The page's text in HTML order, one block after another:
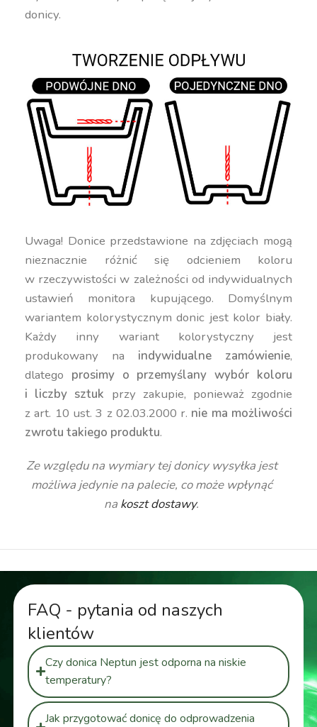
donicy.
Uwaga! Donice przedstawione na zdjęciach mogą
nieznacznie różnić się odcieniem koloru
w rzeczywistości w zależności od indywidualnych
ustawień monitora kupującego. Domyślnym
wariantem kolorystycznym donic jest kolor biały.
Każdy inny wariant kolorystyczny jest
produkowany na indywidualne zamówienie,
dlatego prosimy o przemyślany wybór koloru
i liczby sztuk przy zakupie, ponieważ zgodnie
z art. 10 ust. 3 z 02.03.2000 r. nie ma możliwości
zwrotu takiego produktu.
Ze względu na wymiary tej donicy wysyłka jest
możliwa jedynie na palecie, co może wpłynąć
na koszt dostawy.
FAQ - pytania od naszych
klientów
Czy donica Neptun jest odporna na niskie
temperatury?
Jak przygotować donicę do odprowadzenia